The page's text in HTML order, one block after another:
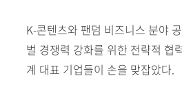
K-콘텐츠와 팬덤 비즈니스 분야
벌 경쟁력 강화를 위한 전략적 협
계 대표 기업들이 손을 맞잡았다.